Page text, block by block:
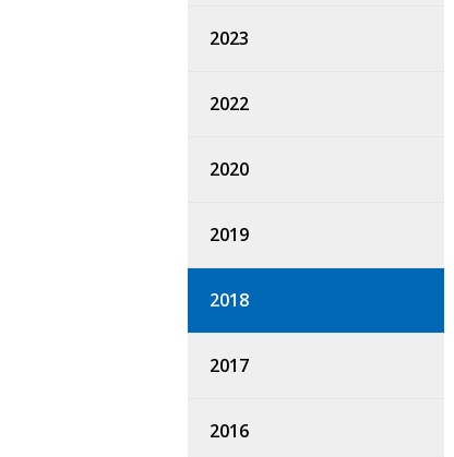
2023
2022
2020
2019
2018
2017
2016